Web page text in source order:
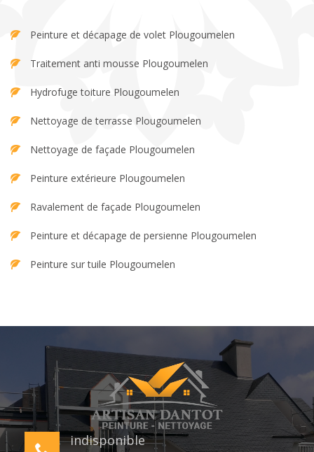
Peinture et décapage de volet Plougoumelen
Traitement anti mousse Plougoumelen
Hydrofuge toiture Plougoumelen
Nettoyage de terrasse Plougoumelen
Nettoyage de façade Plougoumelen
Peinture extérieure Plougoumelen
Ravalement de façade Plougoumelen
Peinture et décapage de persienne Plougoumelen
Peinture sur tuile Plougoumelen
indisponible